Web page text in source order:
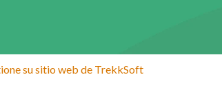
su sitio web de TrekkSoft